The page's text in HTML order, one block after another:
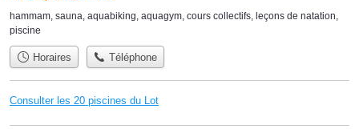
hammam, sauna, aquabiking, aquagym, cours collectifs, leçons de natation,
piscine
Horaires Téléphone
Consulter les 20 piscines du Lot